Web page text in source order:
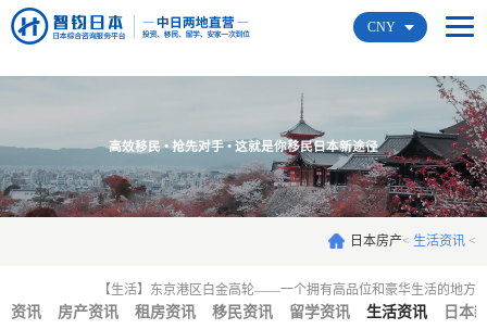
CNY
高效移民 • 抢先对手 • 这就是你移民日本新途径
日本房产< 生活资讯 <
【生活】东京港区白金高轮——一个拥有高品位和豪华生活的地方
资讯 房产资讯 租房资讯 移民资讯 留学资讯 生活资讯 日本